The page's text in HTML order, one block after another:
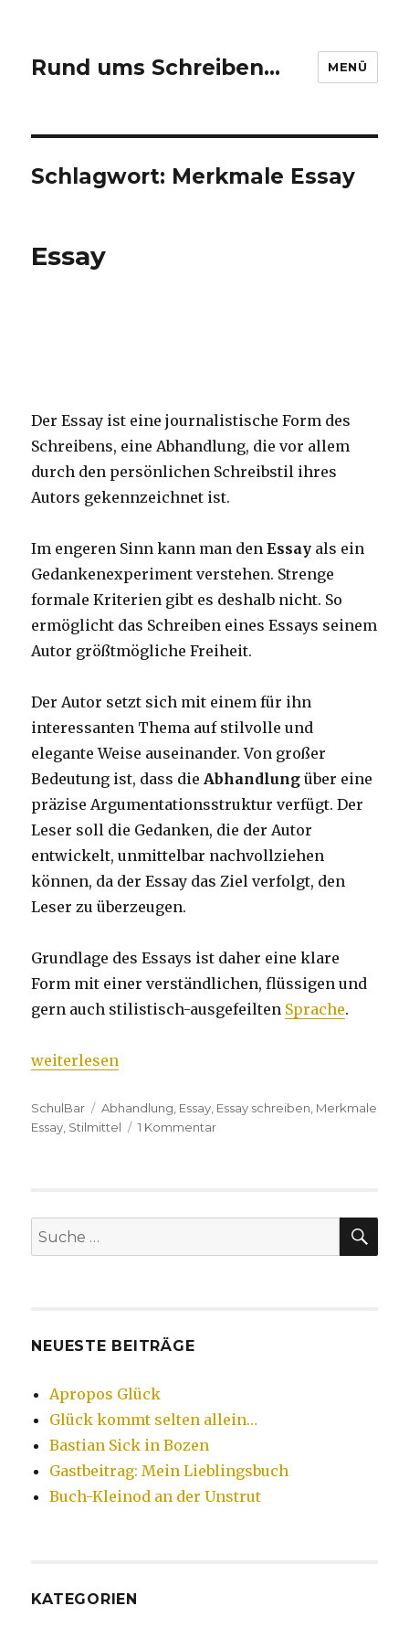
Rund ums Schreiben… MENÜ
Schlagwort: Merkmale Essay
Essay
Der Essay ist eine journalistische Form des
Schreibens, eine Abhandlung, die vor allem
durch den persönlichen Schreibstil ihres
Autors gekennzeichnet ist.
Im engeren Sinn kann man denEssay als ein
Gedankenexperiment verstehen. Strenge
formale Kriterien gibt es deshalb nicht. So
ermöglicht das Schreiben eines Essays seinem
Autor größtmögliche Freiheit.
Der Autor setzt sich mit einem für ihn
interessanten Thema auf stilvolle und
elegante Weise auseinander. Von großer
Bedeutung ist, dass dieAbhandlungüber eine
präzise Argumentationsstruktur verfügt. Der
Leser soll die Gedanken, die der Autor
entwickelt, unmittelbar nachvollziehen
können, da der Essay das Ziel verfolgt, den
Leser zu überzeugen.
Grundlage des Essays ist daher eine klare
Form mit einer verständlichen, flüssigen und
gern auch stilistisch-ausgefeilten Sprache.
„Essay“
weiterlesen
Kategorien
SchulBar Tags
Abhandlung Essay Essay schreiben Merkmale
Essay Stilmittel 1 Kommentar
Suche
nach:
NEUESTE BEITRÄGE
Apropos Glück
Glück kommt selten allein…
Bastian Sick in Bozen
Gastbeitrag: Mein Lieblingsbuch
Buch-Kleinod an der Unstrut
KATEGORIEN